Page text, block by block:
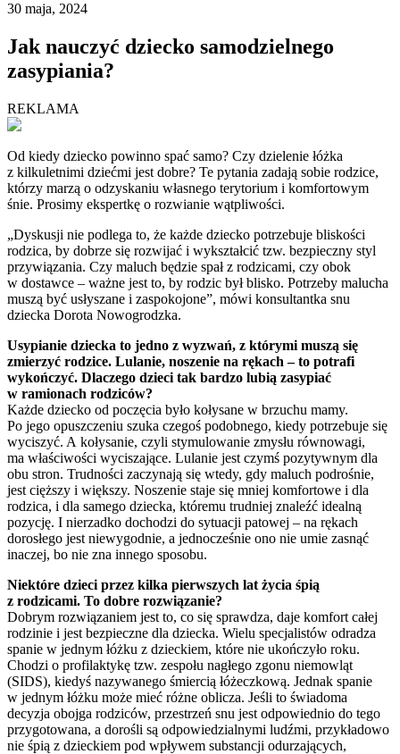
30 maja, 2024
Jak nauczyć dziecko samodzielnego
zasypiania?
REKLAMA
Od kiedy dziecko powinno spać samo? Czy dzielenie łóżka
z kilkuletnimi dziećmi jest dobre? Te pytania zadają sobie rodzice,
którzy marzą o odzyskaniu własnego terytorium i komfortowym
śnie. Prosimy ekspertkę o rozwianie wątpliwości.
„Dyskusji nie podlega to, że każde dziecko potrzebuje bliskości
rodzica, by dobrze się rozwijać i wykształcić tzw. bezpieczny styl
przywiązania. Czy maluch będzie spał z rodzicami, czy obok
w dostawce – ważne jest to, by rodzic był blisko. Potrzeby malucha
muszą być usłyszane i zaspokojone”, mówi konsultantka snu
dziecka Dorota Nowogrodzka.
Usypianie dziecka to jedno z wyzwań, z którymi muszą się
zmierzyć rodzice. Lulanie, noszenie na rękach – to potrafi
wykończyć. Dlaczego dzieci tak bardzo lubią zasypiać
w ramionach rodziców?
Każde dziecko od poczęcia było kołysane w brzuchu mamy.
Po jego opuszczeniu szuka czegoś podobnego, kiedy potrzebuje się
wyciszyć. A kołysanie, czyli stymulowanie zmysłu równowagi,
ma właściwości wyciszające. Lulanie jest czymś pozytywnym dla
obu stron. Trudności zaczynają się wtedy, gdy maluch podrośnie,
jest cięższy i większy. Noszenie staje się mniej komfortowe i dla
rodzica, i dla samego dziecka, któremu trudniej znaleźć idealną
pozycję. I nierzadko dochodzi do sytuacji patowej – na rękach
dorosłego jest niewygodnie, a jednocześnie ono nie umie zasnąć
inaczej, bo nie zna innego sposobu.
Niektóre dzieci przez kilka pierwszych lat życia śpią
z rodzicami. To dobre rozwiązanie?
Dobrym rozwiązaniem jest to, co się sprawdza, daje komfort całej
rodzinie i jest bezpieczne dla dziecka. Wielu specjalistów odradza
spanie w jednym łóżku z dzieckiem, które nie ukończyło roku.
Chodzi o profilaktykę tzw. zespołu nagłego zgonu niemowląt
(SIDS), kiedyś nazywanego śmiercią łóżeczkową. Jednak spanie
w jednym łóżku może mieć różne oblicza. Jeśli to świadoma
decyzja obojga rodziców, przestrzeń snu jest odpowiednio do tego
przygotowana, a dorośli są odpowiedzialnymi ludźmi, przykładowo
nie śpią z dzieckiem pod wpływem substancji odurzających,